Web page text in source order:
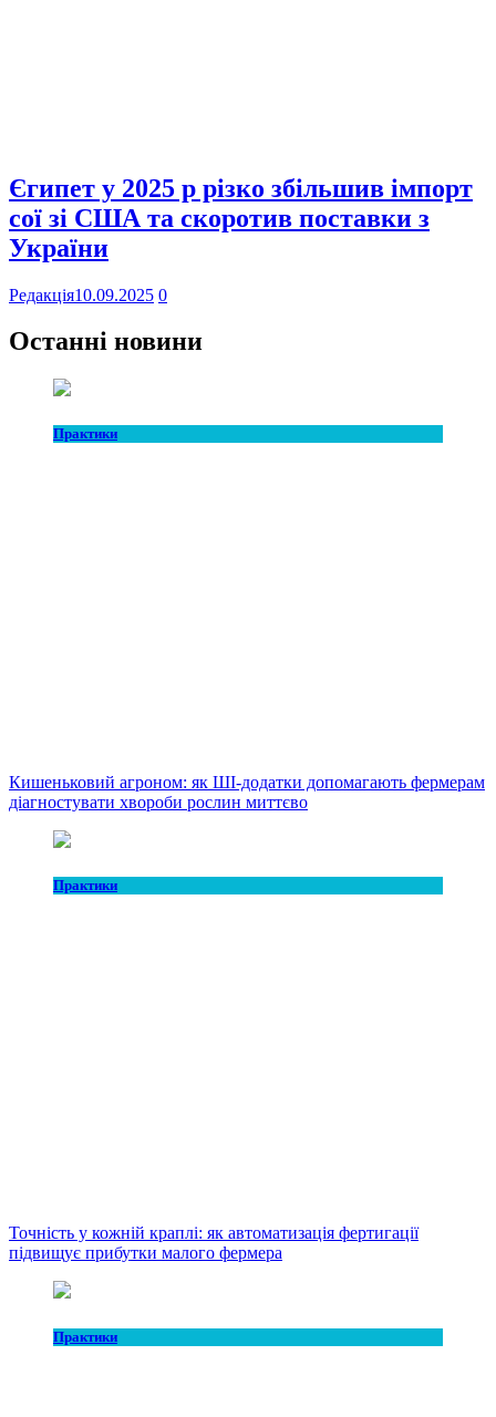
Єгипет у 2025 р різко збільшив імпорт
сої зі США та скоротив поставки з
України
Редакція10.09.2025 0
Останні новини
Практики
Кишеньковий агроном: як ШІ-додатки допомагають фермерам
діагностувати хвороби рослин миттєво
Практики
Точність у кожній краплі: як автоматизація фертигації
підвищує прибутки малого фермера
Практики